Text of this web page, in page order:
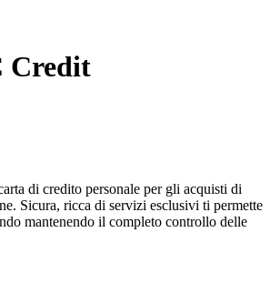
Credit
di credito personale per gli acquisti di
Sicura, ricca di servizi esclusivi ti permette
mantenendo il completo controllo delle